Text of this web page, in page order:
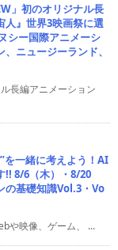
」初のオリジナル長
人』世界3映画祭に選
シー国際アニメーシ
ニュージーランド、
長編アニメーション
を一緒に考えよう！AI
!! 8/6（木）・8/20
の基礎知識Vol.3・Vo
や映像、ゲーム、 ...